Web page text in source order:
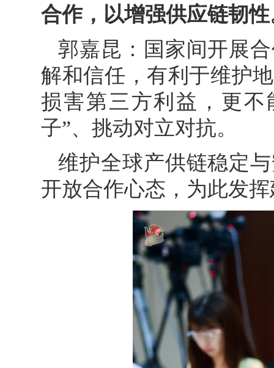
合作，以增强供应链韧
郭嘉昆：国家间开展
解和信任，有利于维护
损害第三方利益，更
子”、挑动对立对抗。
维护全球产供链稳定
开放合作心态，为此发